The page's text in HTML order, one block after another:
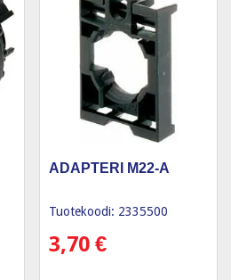
ADAPTERI M22-A
Tuotekoodi: 2335500
3,70€